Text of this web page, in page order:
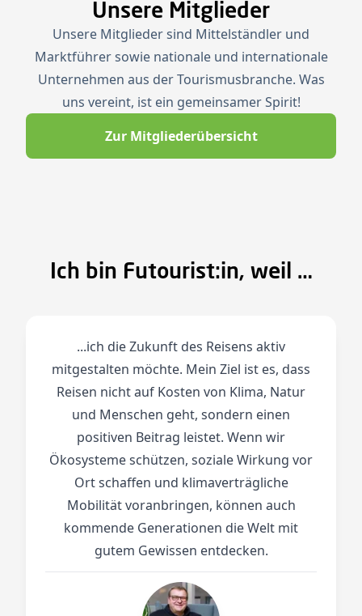
Unsere Mitglieder
Unsere Mitglieder sind Mittelständler und
Marktführer sowie nationale und internationale
Unternehmen aus der Tourismusbranche. Was
uns vereint, ist ein gemeinsamer Spirit!
Zur Mitgliederübersicht
Ich bin Futourist:in, weil …
...ich die Zukunft des Reisens aktiv
mitgestalten möchte. Mein Ziel ist es, dass
Reisen nicht auf Kosten von Klima, Natur
und Menschen geht, sondern einen
positiven Beitrag leistet. Wenn wir
Ökosysteme schützen, soziale Wirkung vor
Ort schaffen und klimaverträgliche
Mobilität voranbringen, können auch
kommende Generationen die Welt mit
gutem Gewissen entdecken.